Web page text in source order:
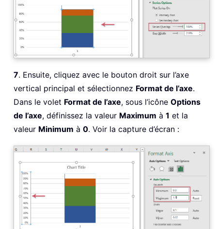
7. Ensuite, cliquez avec le bouton droit sur l’axe
vertical principal et sélectionnez Format de l’axe.
Dans le volet Format de l’axe, sous l’icône Options
de l’axe, définissez la valeur Maximum à 1 et la
valeur Minimum à 0. Voir la capture d’écran :